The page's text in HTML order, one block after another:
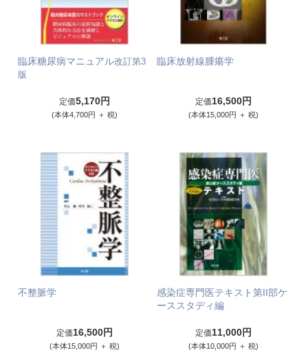
臨床糖尿病マニュアル改訂第3
版
定価5,170円
(本体4,700円 ＋ 税)
臨床放射線腫瘍学
定価16,500円
(本体15,000円 ＋ 税)
不整脈学
定価16,500円
(本体15,000円 ＋ 税)
感染症専門医テキスト第II部ケ
ーススタディ編
定価11,000円
(本体10,000円 ＋ 税)